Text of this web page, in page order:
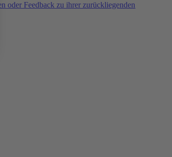
oder Feedback zu ihrer zurückliegenden